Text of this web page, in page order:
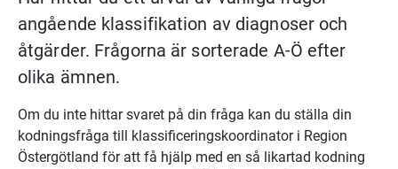
angående klassifikation av diagnoser och
åtgärder. Frågorna är sorterade A-Ö efter
olika ämnen.
Om du inte hittar svaret på din fråga kan du ställa din
kodningsfråga till klassificeringskoordinator i Region
Östergötland för att få hjälp med en så likartad kodning